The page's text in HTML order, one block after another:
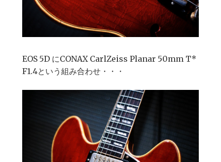
EOS 5D にCONAX CarlZeiss Planar 50mm T*
F1.4という組み合わせ・・・